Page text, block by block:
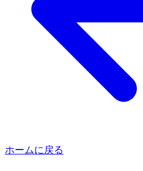
ホームに戻る